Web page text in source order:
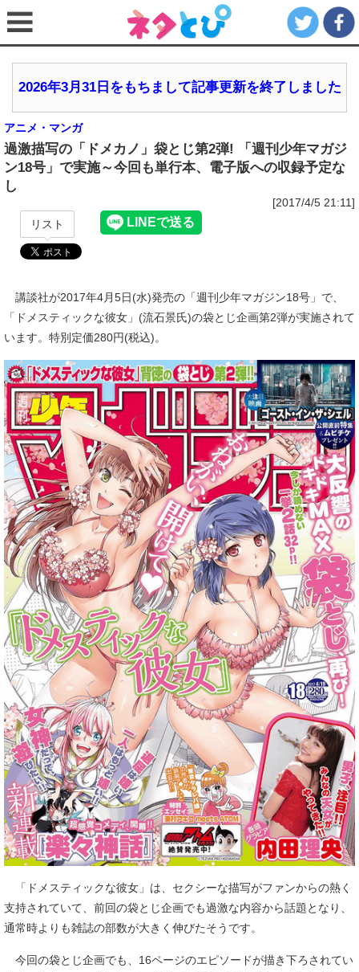
2026年3月31日をもちまして記事更新を終了しました
アニメ・マンガ
過激描写の「ドメカノ」袋とじ第2弾! 「週刊少年マガジ
ン18号」で実施～今回も単行本、電子版への収録予定な
し
[2017/4/5 21:11]
リスト
講談社が2017年4月5日(水)発売の「週刊少年マガジン18号」で、
「ドメスティックな彼女」(流石景氏)の袋とじ企画第2弾が実施されて
います。特別定価280円(税込)。
「ドメスティックな彼女」は、セクシーな描写がファンからの熱く
支持されていて、前回の袋とじ企画でも過激な内容から話題となり、
通常時よりも雑誌の部数が大きく伸びたそうです。
今回の袋とじ企画でも、16ページのエピソードが描き下ろされてい